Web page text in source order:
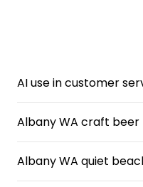
AI use in customer
Albany WA craft
Albany WA quiet